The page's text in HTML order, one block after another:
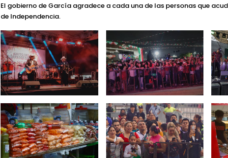
El gobierno de García agradece a cada una de las personas que
de Independencia.